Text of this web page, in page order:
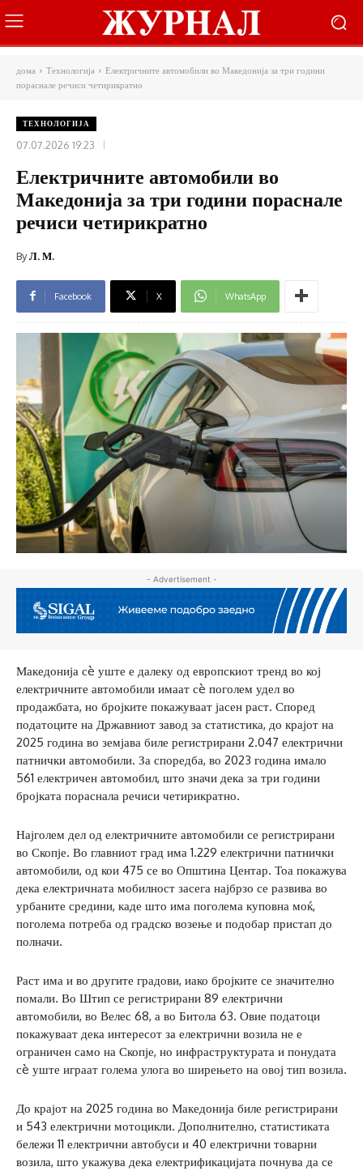
дома Технологија
Електричните автомобили во Македонија за три години
пораснале речиси четирикратно
ТЕХНОЛОГИЈА
07.07.2026 19:23
Електричните автомобили во
Македонија за три години пораснале
речиси четирикратно
ByЛ. М.
Facebook X WhatsApp
- Advertisement -
Македонија сè уште е далеку од европскиот тренд во кој
електричните автомобили имаат сè поголем удел во
продажбата, но бројките покажуваат јасен раст. Според
податоците на Државниот завод за статистика, до крајот на
2025 година во земјава биле регистрирани 2.047 електрични
патнички автомобили. За споредба, во 2023 година имало
561 електричен автомобил, што значи дека за три години
бројката пораснала речиси четирикратно.
Најголем дел од електричните автомобили се регистрирани
во Скопје. Во главниот град има 1.229 електрични патнички
автомобили, од кои 475 се во Општина Центар. Тоа покажува
дека електричната мобилност засега најбрзо се развива во
урбаните средини, каде што има поголема куповна моќ,
поголема потреба од градско возење и подобар пристап до
полначи.
Раст има и во другите градови, иако бројките се значително
помали. Во Штип се регистрирани 89 електрични
автомобили, во Велес 68, а во Битола 63. Овие податоци
покажуваат дека интересот за електрични возила не е
ограничен само на Скопје, но инфраструктурата и понудата
сè уште играат голема улога во ширењето на овој тип возила.
До крајот на 2025 година во Македонија биле регистрирани
и 543 електрични мотоцикли. Дополнително, статистиката
бележи 11 електрични автобуси и 40 електрични товарни
возила, што укажува дека електрификацијата почнува да се